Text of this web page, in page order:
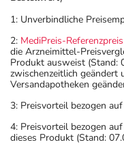
1: Unverbindliche
2: MediPreis-
die Arzneimittel-
Produkt ausweist (Stand:
zwischenzeitlich geändert
Versandapotheken
3: Preisvorteil bezogen
4: Preisvorteil bezogen
dieses Produkt (Stand: